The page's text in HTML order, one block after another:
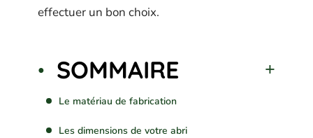
effectuer un bon choix.
SOMMAIRE
Le matériau de fabrication
Les dimensions de votre abri